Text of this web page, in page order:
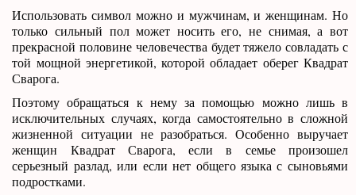
Использовать символ можно и мужчинам, и женщинам. Но
только сильный пол может носить его, не снимая, а вот
прекрасной половине человечества будет тяжело совладать с
той мощной энергетикой, которой обладает оберег Квадрат
Сварога.
Поэтому обращаться к нему за помощью можно лишь в
исключительных случаях, когда самостоятельно в сложной
жизненной ситуации не разобраться. Особенно выручает
женщин Квадрат Сварога, если в семье произошел
серьезный разлад, или если нет общего языка с сыновьями
подростками.